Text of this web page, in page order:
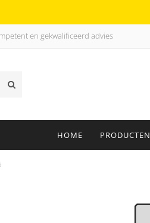
en gekwalificeerd advies
HOME PRODUCTEN